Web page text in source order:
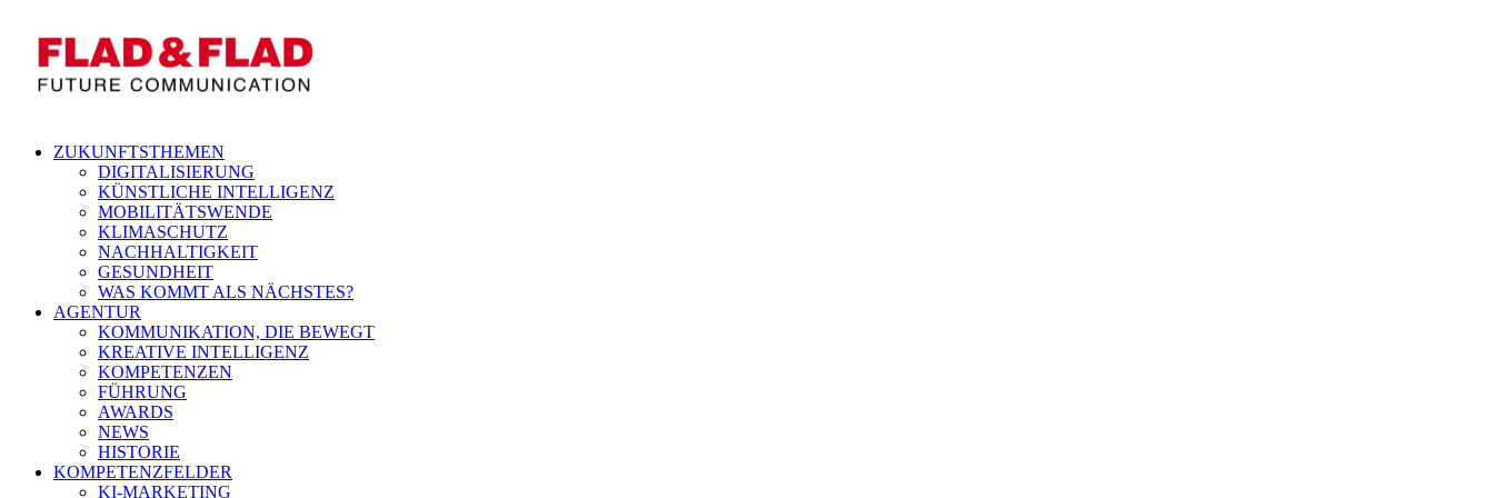
ZUKUNFTSTHEMEN
DIGITALISIERUNG
KÜNSTLICHE INTELLIGENZ
MOBILITÄTSWENDE
KLIMASCHUTZ
NACHHALTIGKEIT
GESUNDHEIT
WAS KOMMT ALS NÄCHSTES?
AGENTUR
KOMMUNIKATION, DIE BEWEGT
KREATIVE INTELLIGENZ
KOMPETENZEN
FÜHRUNG
AWARDS
NEWS
HISTORIE
KOMPETENZFELDER
KI-MARKETING